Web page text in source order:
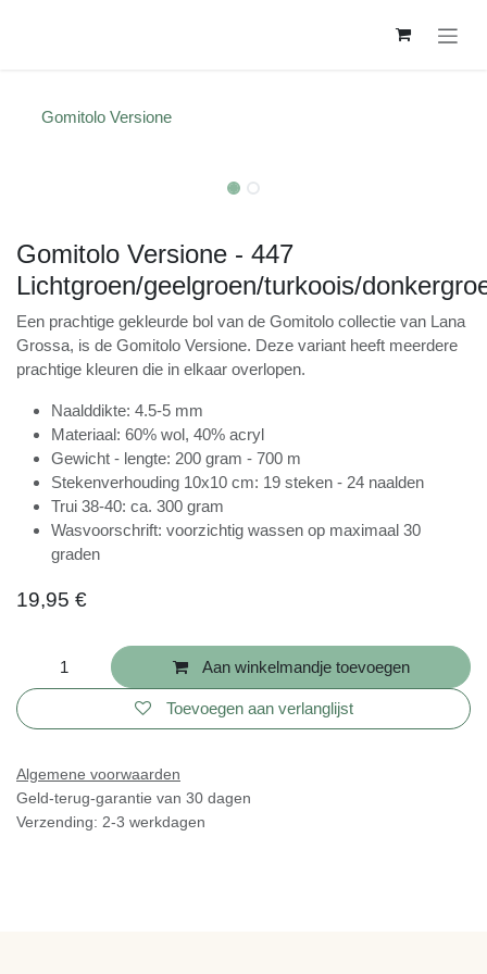
Gomitolo Versione
Gomitolo Versione - 447
Lichtgroen/geelgroen/turkoois/
Een prachtige gekleurde bol van de Gomitolo collectie
van Lana Grossa, is de Gomitolo Versione. Deze variant
heeft meerdere prachtige kleuren die in elkaar
Naalddikte: 4.5-5 mm
Materiaal: 60% wol, 40% acryl
Gewicht - lengte: 200 gram - 700 m
Stekenverhouding 10x10 cm: 19 steken - 24 naalden
Trui 38-40: ca. 300 gram
Wasvoorschrift: voorzichtig wassen op maximaal 30
Aan winkelmandje toevoegen
Toevoegen aan verlanglijst
Algemene voorwaarden
Geld-terug-garantie van 30 dagen